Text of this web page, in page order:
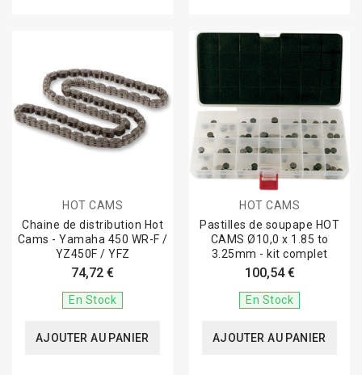
HOT CAMS
Chaine de distribution Hot
Cams - Yamaha 450 WR-F /
YZ450F / YFZ
74,72 €
En Stock
AJOUTER AU PANIER
HOT CAMS
Pastilles de soupape HOT
CAMS Ø10,0 x 1.85 to
3.25mm - kit complet
100,54 €
En Stock
AJOUTER AU PANIER